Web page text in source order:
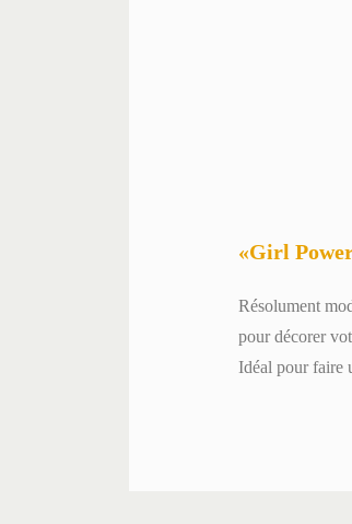
«Girl
Résolument
pour décorer
Idéal pour faire